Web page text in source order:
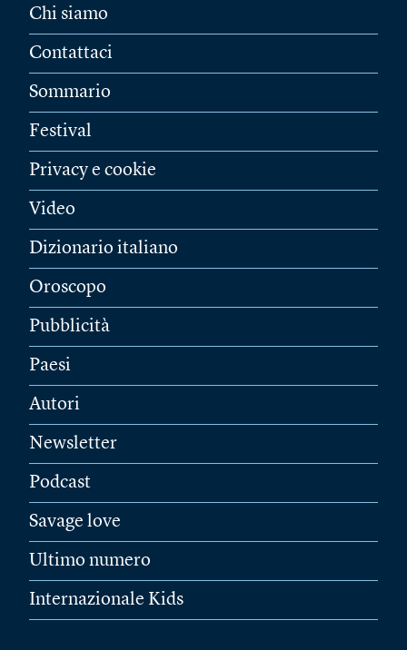
Chi siamo
Contattaci
Sommario
Festival
Privacy e cookie
Video
Dizionario italiano
Oroscopo
Pubblicità
Paesi
Autori
Newsletter
Podcast
Savage love
Ultimo numero
Internazionale Kids